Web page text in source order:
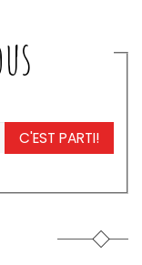
C'EST PARTI!